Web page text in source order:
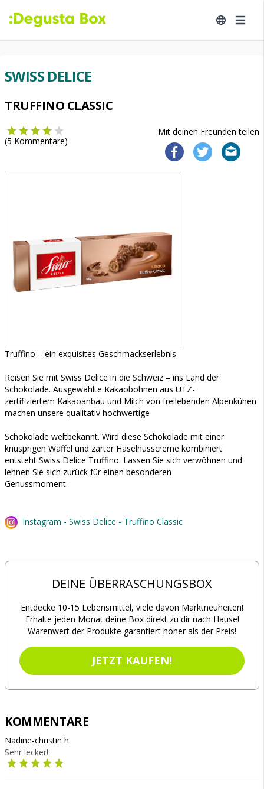
SWISS DELICE
TRUFFINO CLASSIC
Mit deinen Freunden teilen
(5 Kommentare)
Truffino – ein exquisites Geschmackserlebnis
Reisen Sie mit Swiss Delice in die Schweiz – ins Land der
Schokolade. Ausgewählte Kakaobohnen aus UTZ-
zertifiziertem Kakaoanbau und Milch von freilebenden Alpenkühen
machen unsere qualitativ hochwertige
Schokolade weltbekannt. Wird diese Schokolade mit einer
knusprigen Waffel und zarter Haselnusscreme kombiniert
entsteht Swiss Delice Truffino. Lassen Sie sich verwöhnen und
lehnen Sie sich zurück für einen besonderen
Genussmoment.
Instagram - Swiss Delice - Truffino Classic
DEINE ÜBERRASCHUNGSBOX
Entdecke 10-15 Lebensmittel, viele davon Marktneuheiten!
Erhalte jeden Monat deine Box direkt zu dir nach Hause!
Warenwert der Produkte garantiert höher als der Preis!
JETZT KAUFEN!
KOMMENTARE
Nadine-christin h.
Sehr lecker!